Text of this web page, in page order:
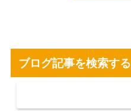
ブログ記事を検索する